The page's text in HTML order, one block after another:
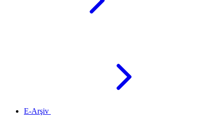
E-Arşiv